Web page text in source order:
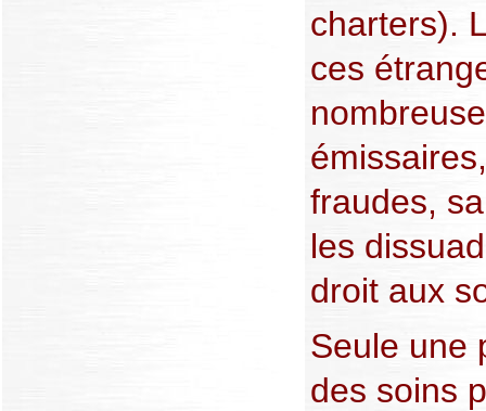
charters).
ces
fraudes,
les
droit aux
Seule une
des soins